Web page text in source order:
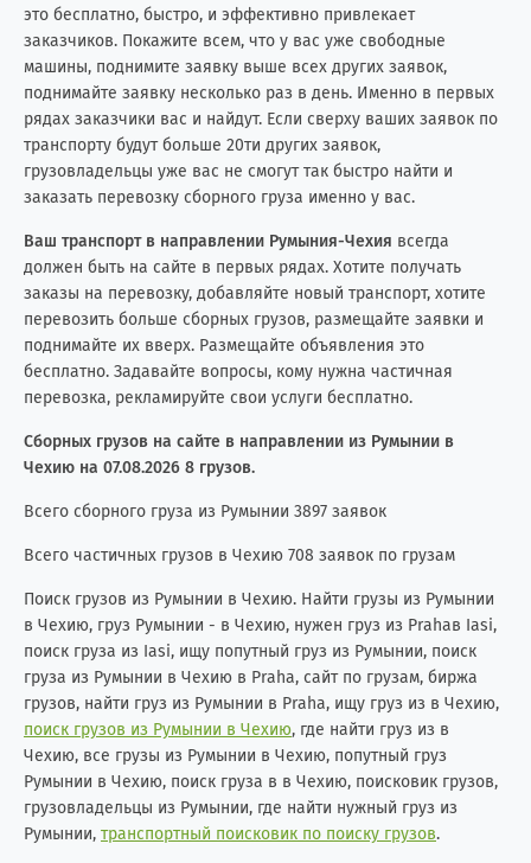
это бесплатно, быстро, и эффективно привлекает
заказчиков. Покажите всем, что у вас уже свободные
машины, поднимите заявку выше всех других заявок,
поднимайте заявку несколько раз в день. Именно в первых
рядах заказчики вас и найдут. Если сверху ваших заявок по
транспорту будут больше 20ти других заявок,
грузовладельцы уже вас не смогут так быстро найти и
заказать перевозку сборного груза именно у вас.
Ваш транспорт в направлении Румыния-Чехия всегда
должен быть на сайте в первых рядах. Хотите получать
заказы на перевозку, добавляйте новый транспорт, хотите
перевозить больше сборных грузов, размещайте заявки и
поднимайте их вверх. Размещайте объявления это
бесплатно. Задавайте вопросы, кому нужна частичная
перевозка, рекламируйте свои услуги бесплатно.
Сборных грузов на сайте в направлении из Румынии в
Чехию на 07.08.2026 8 грузов.
Всего сборного груза из Румынии 3897 заявок
Всего частичных грузов в Чехию 708 заявок по грузам
Поиск грузов из Румынии в Чехию. Найти грузы из Румынии
в Чехию, груз Румынии - в Чехию, нужен груз из Prahaв Iasi,
поиск груза из Iasi, ищу попутный груз из Румынии, поиск
груза из Румынии в Чехию в Praha, сайт по грузам, биржа
грузов, найти груз из Румынии в Praha, ищу груз из в Чехию,
поиск грузов из Румынии в Чехию, где найти груз из в
Чехию, все грузы из Румынии в Чехию, попутный груз
Румынии в Чехию, поиск груза в в Чехию, поисковик грузов,
грузовладельцы из Румынии, где найти нужный груз из
Румынии, транспортный поисковик по поиску грузов.